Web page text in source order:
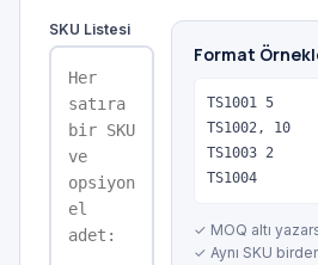
SKU Listesi
Format
TS1001 5
TS1002, 10
TS1003 2
TS1004
✓ MOQ altı
✓ Aynı SKU